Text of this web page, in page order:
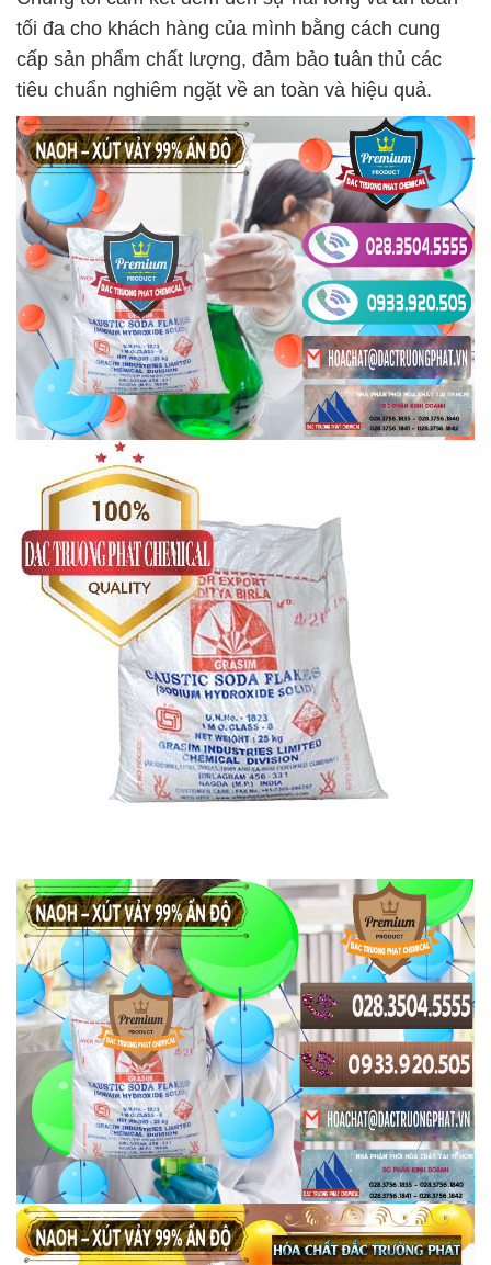
tối đa cho khách hàng của mình bằng cách cung
cấp sản phẩm chất lượng, đảm bảo tuân thủ các
tiêu chuẩn nghiêm ngặt về an toàn và hiệu quả.